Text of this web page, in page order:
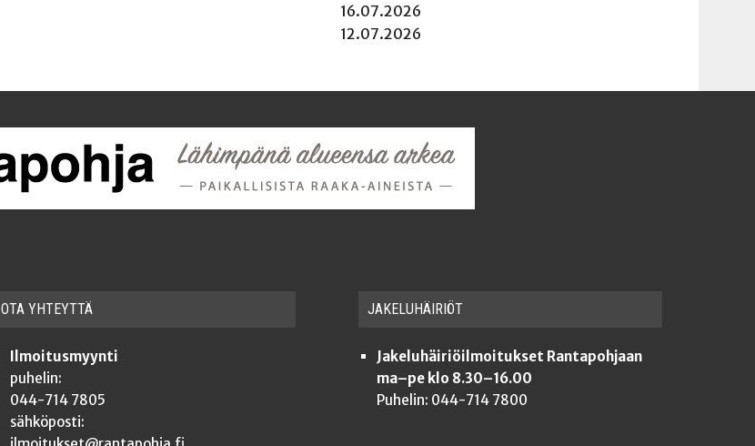
16.07.2026
12.07.2026
OTA YHTEYT­TÄ
Ilmoitusmyynti
puhelin:
044-714 7805
sähköposti:
JAKE­LU­HÄI­RIÖT
Jakeluhäiriöilmoitukset Rantapohjaan
ma–pe klo 8.30–16.00
Puhelin: 044-714 7800